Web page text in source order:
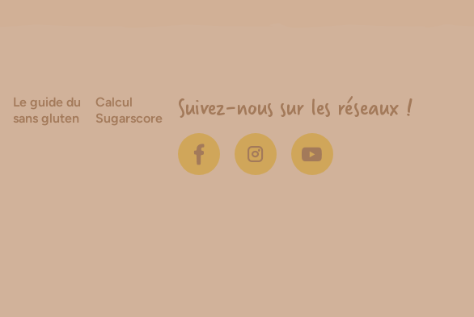
Le guide du
sans gluten
Calcul
Sugarscore
Suivez-nous sur les réseaux !